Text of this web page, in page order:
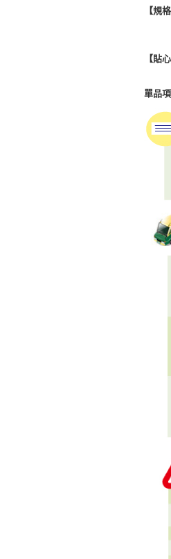
【規
【貼
單品